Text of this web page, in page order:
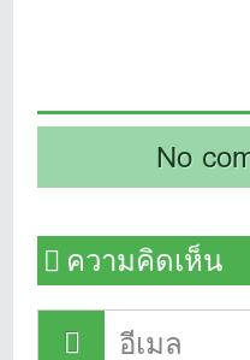
No
ความคิดเห็น